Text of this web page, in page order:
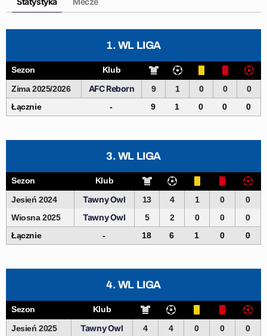
1. WL LIGA
Sezon
Klub
Zima 2025/2026
AFC Reborn 9 1 0 0
0
Łącznie
- 9 1 0 0 0
3. WL LIGA
Sezon
Klub
Jesień 2024
Tawny Owl 13 4 1 0
0
Wiosna 2025
Tawny Owl 5 2 0 0
0
Łącznie
- 18 6 1 0 0
4. WL LIGA
Sezon
Klub
Jesień 2025
Tawny Owl 4 4 0 0
0